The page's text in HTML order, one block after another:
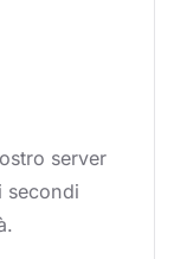
server
secondi